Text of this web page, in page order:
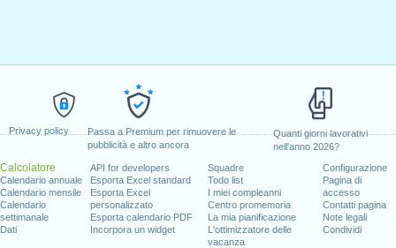
Privacy policy
Passa a Premium per rimuovere le
pubblicità e altro ancora
Quanti giorni lavorativi
nell'anno 2026?
Calcolatore
Calendario annuale
Calendario mensile
Calendario
settimanale
Dati
API for developers
Esporta Excel standard
Esporta Excel
personalizzato
Esporta calendario PDF
Incorpora un widget
Squadre
Todo list
I miei compleanni
Centro promemoria
La mia pianificazione
L'ottimizzatore delle
vacanza
Configurazione
Pagina di
accesso
Contatti pagina
Note legali
Condividi